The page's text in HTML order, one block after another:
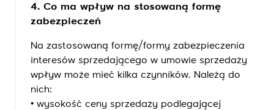
4. Co ma wpływ na stosowaną formę
zabezpieczeń
Na zastosowaną formę/formy zabezpieczenia
interesów sprzedającego w umowie sprzedaży
wpływ może mieć kilka czynników. Należą do
nich:
• wysokość ceny sprzedaży podlegającej